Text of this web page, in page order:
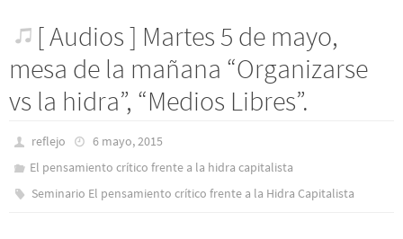
[ Audios ] Martes 5 de mayo,
mesa de la mañana “Organizarse
vs la hidra”, “Medios Libres”.
reflejo
6 mayo, 2015
El pensamiento crítico frente a la hidra capitalista
Seminario El pensamiento crítico frente a la Hidra Capitalista